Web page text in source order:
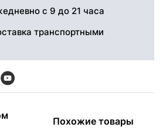
с 9 до 21 часа
транспортными
Похожие товары